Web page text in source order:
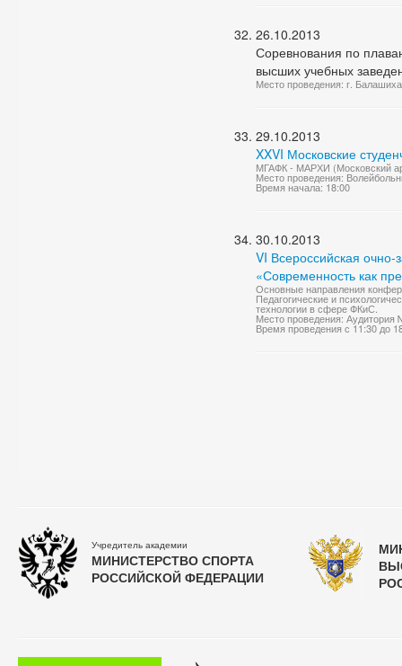
26.10.2013
Соревнования по
высших учебных
Место проведения: г. Балашиха
29.10.2013
XXVI Московские
МГАФК - МАРХИ (Московский
Место проведения:
Время начала: 18:00
30.10.2013
VI Всероссийская
«Современность как
Основные направления
Педагогические и
технологии в сфере ФКиС.
Место проведения:
Время проведения с 11:30 до
Учредитель академии
МИНИСТЕРСТВО СПОРТА
РОССИЙСКОЙ ФЕДЕРАЦИИ